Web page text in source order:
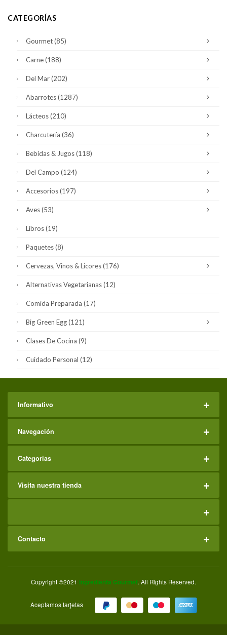
CATEGORÍAS
Gourmet(85)
Carne(188)
Del Mar(202)
Abarrotes(1287)
Lácteos(210)
Charcutería (36)
Bebidas & Jugos(118)
Del Campo (124)
Accesorios(197)
Aves(53)
Libros(19)
Paquetes(8)
Cervezas, Vinos & Licores(176)
Alternativas Vegetarianas(12)
Comida Preparada (17)
Big Green Egg(121)
Clases De Cocina (9)
Cuidado Personal (12)
Informativo
Navegación
Categorías
Visita nuestra tienda
Contacto
Copyright ©2021 Ingredienta Gourmet. All Rights Reserved.
Aceptamos tarjetas